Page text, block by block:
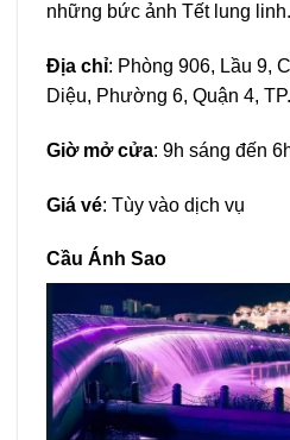
những bức ảnh Tết lung linh.
Địa chỉ: Phòng 906, Lầu 9,
Diệu, Phường 6, Quận 4,
Giờ mở cửa: 9h sáng đến
Giá vé: Tùy vào dịch vụ
Cầu Ánh Sao